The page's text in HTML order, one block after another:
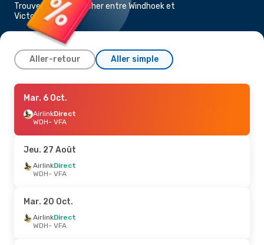
Trouvez un vol pas cher entre Windhoek et
Victoria Falls
Aller-retour Aller simple
Jeu. 27 Août
AirlinkDirect
WDH- VFA
VFA- WDH
Lun. 5 Oct.- Sam. 10 Oct.
Airlink Direct
VFA- WDH
Mar. 6 Oct.
AirlinkDirect
WDH- VFA
Jeu. 27 Août
AirlinkDirect
WDH- VFA
Mar. 20 Oct.
AirlinkDirect
WDH- VFA